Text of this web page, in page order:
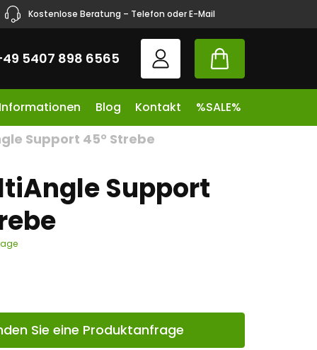
Kostenlose Beratung – Telefon oder E-Mail
5407 898 6565
Blog Kontakt %SALE%
Support 45° Strebe
Support
Sie eine Produktanfrage